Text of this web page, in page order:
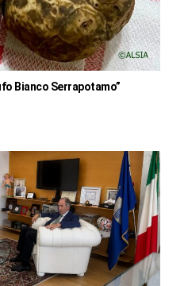
Bianco Serrapotamo”